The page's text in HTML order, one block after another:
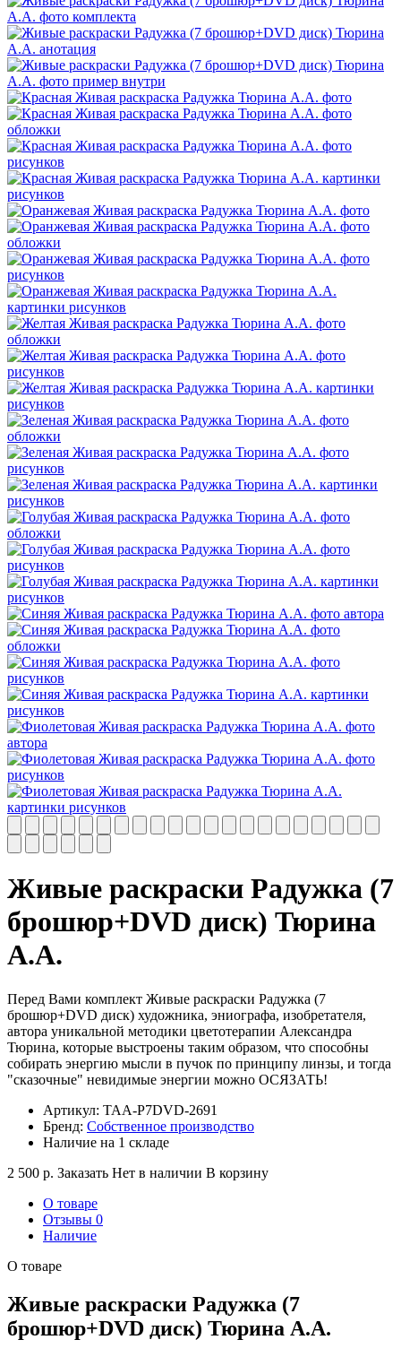
Живые раскраски Радужка (7
брошюр+DVD диск) Тюрина
А.А.
Перед Вами комплект Живые раскраски Радужка (7
брошюр+DVD диск) художника, эниографа, изобретателя,
автора уникальной методики цветотерапии Александра
Тюрина, которые выстроены таким образом, что способны
собирать энергию мысли в пучок по принципу линзы, и тогда
"сказочные" невидимые энергии можно ОСЯЗАТЬ!
Артикул: ТАА-Р7DVD-2691
Бренд: Собственное производство
Наличие на 1 складе
2 500 р. Заказать Нет в наличии В корзину
О товаре
Отзывы 0
Наличие
О товаре
Живые раскраски Радужка (7
брошюр+DVD диск) Тюрина А.А.